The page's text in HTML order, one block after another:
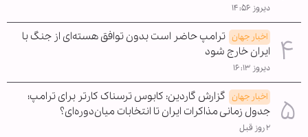
دیروز ۱۴:۵۶
اخبار جهان ترامپ حاضر است بدون توافق هسته‌ای از جنگ با
ایران خارج شود
دیروز ۱۶:۱۳
اخبار جهان گزارش گاردین: کابوس ترسناک کارتر برای ترامپ؛
جدول زمانی مذاکرات ایران تا انتخابات میان‌دوره‌ای؟
۲ روز قبل